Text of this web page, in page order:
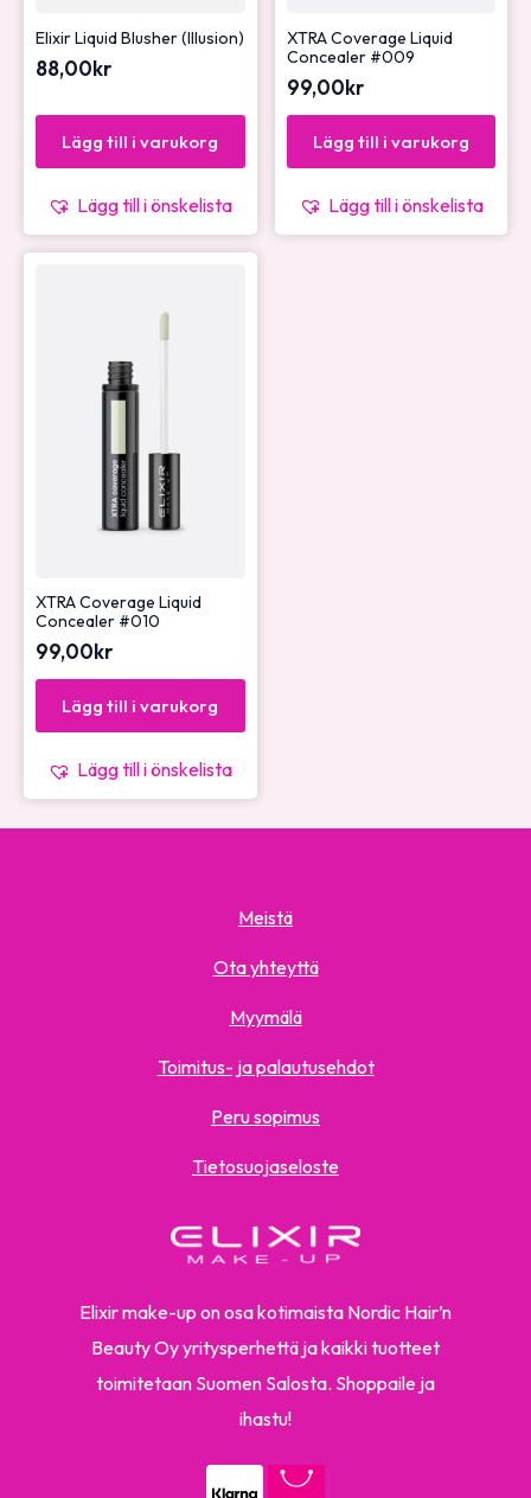
Elixir Liquid Blusher (Illusion)
88,00kr
Lägg till i varukorg
Lägg till i önskelista
XTRA Coverage Liquid
Concealer #009
99,00kr
Lägg till i varukorg
Lägg till i önskelista
XTRA Coverage Liquid
Concealer #010
99,00kr
Lägg till i varukorg
Lägg till i önskelista
Elixir make-up on osa kotimaista Nordic Hair’n
Beauty Oy yritysperhettä ja kaikki tuotteet
toimitetaan Suomen Salosta. Shoppaile ja
ihastu!
Meistä
Ota yhteyttä
Myymälä
Toimitus- ja palautusehdot
Peru sopimus
Tietosuojaseloste